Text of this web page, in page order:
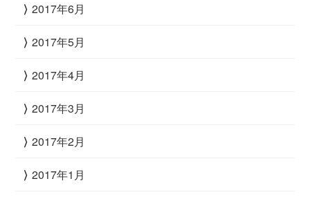
2017年6月
2017年5月
2017年4月
2017年3月
2017年2月
2017年1月